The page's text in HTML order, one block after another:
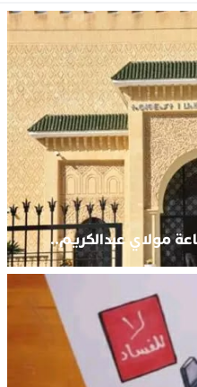
مولاي عبدالكريم..